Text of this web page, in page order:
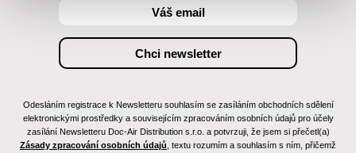
Odesláním registrace k Newsletteru souhlasím se zasíláním obchodních sdělení
elektronickými prostředky a souvisejícím zpracováním osobních údajů pro účely
zasílání Newsletteru Doc-Air Distribution s.r.o. a potvrzuji, že jsem si přečetl(a)
Zásady zpracování osobních údajů , textu rozumím a souhlasím s ním, přičemž